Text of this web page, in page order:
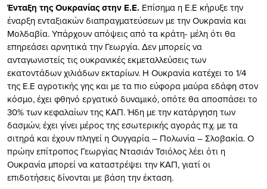
Ένταξη της Ουκρανίας στην Ε.Ε. Επίσημα η Ε.Ε κήρυξε την
έναρξη ενταξιακών διαπραγματεύσεων με την Ουκρανία και
Μολδαβία. Υπάρχουν απόψεις από τα κράτη- μέλη ότι θα
επηρεάσει αρνητικά την Γεωργία. Δεν μπορείς να
ανταγωνιστείς τις ουκρανικές εκμεταλλεύσεις των
εκατοντάδων χιλιάδων εκταρίων. Η Ουκρανία κατέχει το 1/4
της Ε.Ε αγροτικής γης και με τα πιο εύφορα μαύρα εδάφη στον
κόσμο, έχει φθηνό εργατικό δυναμικό, οπότε θα αποσπάσει το
30% των κεφαλαίων της ΚΑΠ. Ήδη με την κατάργηση των
δασμών, έχει γίνει μέρος της εσωτερικής αγοράς π.χ. με τα
σιτηρά και έχουν πληγεί η Ουγγαρία – Πολωνία – Σλοβακία. Ο
πρώην επίτροπος Γεωργίας Ντασιάν Τσιόλος λέει ότι η
Ουκρανία μπορεί να καταστρέψει την ΚΑΠ, γιατί οι
επιδοτήσεις δίνονται με βάση την έκταση.